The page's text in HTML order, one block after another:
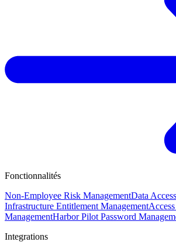
Fonctionnalités
Non-Employee Risk ManagementData
Infrastructure Entitlement Management
ManagementHarbor Pilot Password
Integrations